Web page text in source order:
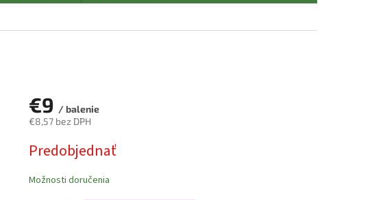
€9 / balenie
€8,57 bez DPH
cena:
Predobjednať
Možnosti doručenia